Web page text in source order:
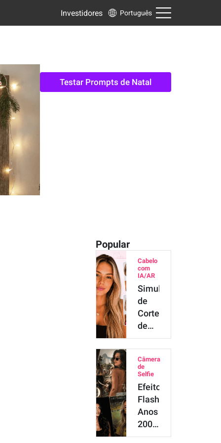
Investidores Português
Testar Prompts de Natal
Popular
Cabelo
com
IA/AR
Simulador
de
Corte
de
Cabelo
Online
Grátis
com
IA
Câmera
de
Selfie
Efeito
Flash
Anos
2000:
Como